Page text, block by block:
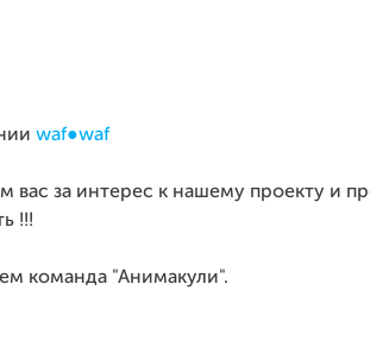
waf●waf
вас за интерес к нашему проекту и
!!!
команда "Анимакули".